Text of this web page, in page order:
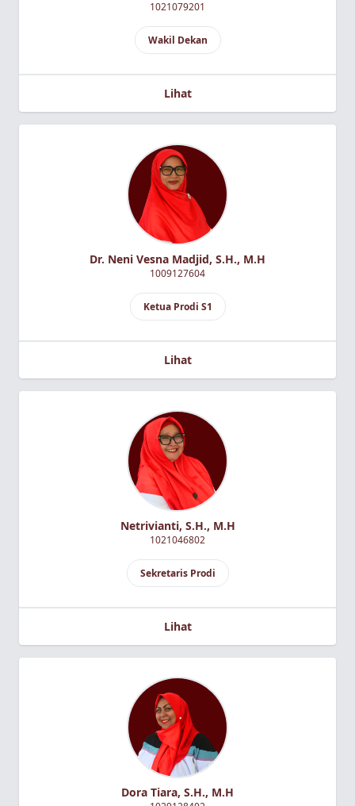
1021079201
Wakil Dekan
Lihat
Dr. Neni Vesna Madjid, S.H., M.H
1009127604
Ketua Prodi S1
Lihat
Netrivianti, S.H., M.H
1021046802
Sekretaris Prodi
Lihat
Dora Tiara, S.H., M.H